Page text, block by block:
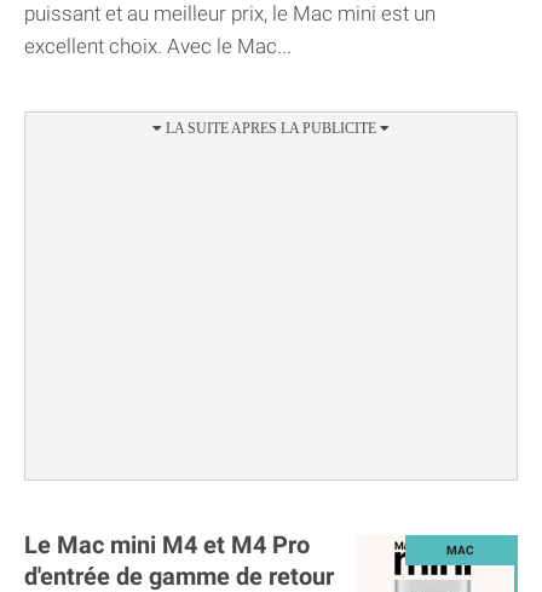
puissant et au meilleur prix, le Mac mini est un
excellent choix. Avec le Mac...
Le Mac mini M4 et M4 Pro
d'entrée de gamme de retour